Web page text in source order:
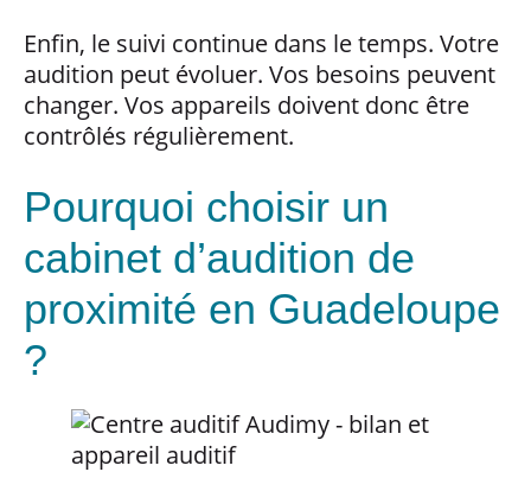
Enfin, le suivi continue dans le temps. Votre
audition peut évoluer. Vos besoins peuvent
changer. Vos appareils doivent donc être
contrôlés régulièrement.
Pourquoi choisir un
cabinet d’audition de
proximité en Guadeloupe
?